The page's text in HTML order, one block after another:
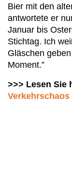
Bier mit den
antwortete er
Januar bis
Stichtag. Ich
Gläschen
Moment.”
>>> Lesen Sie